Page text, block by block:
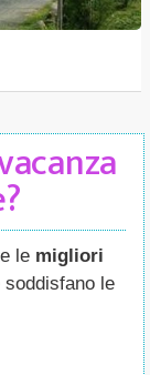
le migliori
le